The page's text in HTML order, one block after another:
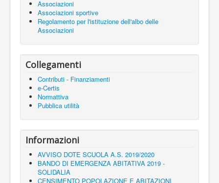
Associazioni
Associazioni sportive
Regolamento per l'istituzione dell'albo delle
Associazioni
Collegamenti
Contributi - Finanziamenti
e-Certis
Normattiva
Pubblica utilità
Informazioni
AVVISO DOTE SCUOLA A.S. 2019/2020
BANDO DI EMERGENZA ABITATIVA 2019 -
SOLIDALIA
CENSIMENTO POPOLAZIONE E ABITAZIONI